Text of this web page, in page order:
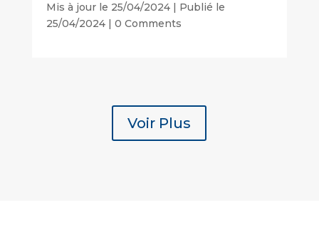
Mis à jour le 25/04/2024 | Publié le
25/04/2024| 0 Comments
Voir Plus